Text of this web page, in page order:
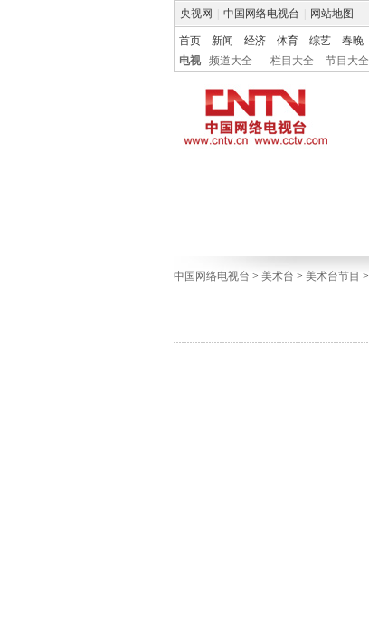
央视网 中国网络电视台 网站地图
首页 新闻 经济 体育 综艺 春晚
电视
频道大全 栏目大全 节目大全
中国网络电视台 > 美术台 > 美术台节目 >